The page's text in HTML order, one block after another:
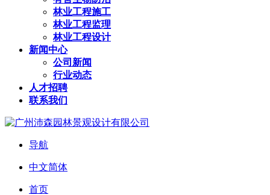
林业工程施工
林业工程监理
林业工程设计
新闻中心
公司新闻
行业动态
人才招聘
联系我们
导航
中文简体
首页